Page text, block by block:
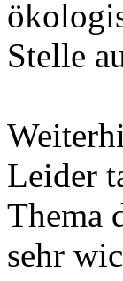
Stelle
Leider
Thema
sehr